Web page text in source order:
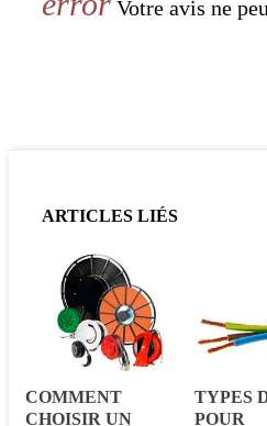
Votre avis ne
ARTICLES LIÉS
COMMENT
CHOISIR UN
TYPES
POUR